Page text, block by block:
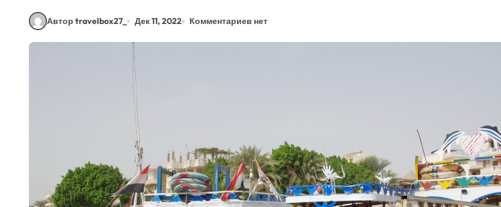
Автор travelbox27_ Дек 11, 2022 Комментариев нет